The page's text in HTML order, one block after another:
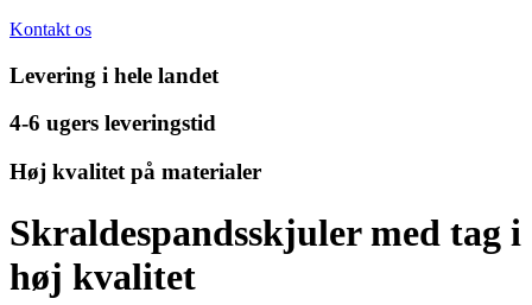
Kontakt os
Levering i hele landet
4-6 ugers leveringstid
Høj kvalitet på materialer
Skraldespandsskjuler med tag i
høj kvalitet